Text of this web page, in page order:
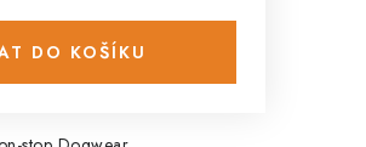
DO KOŠÍKU